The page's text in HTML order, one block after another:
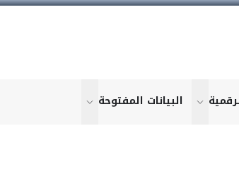
show
show submenu for "More"
البيانات المفتوحة for "More"